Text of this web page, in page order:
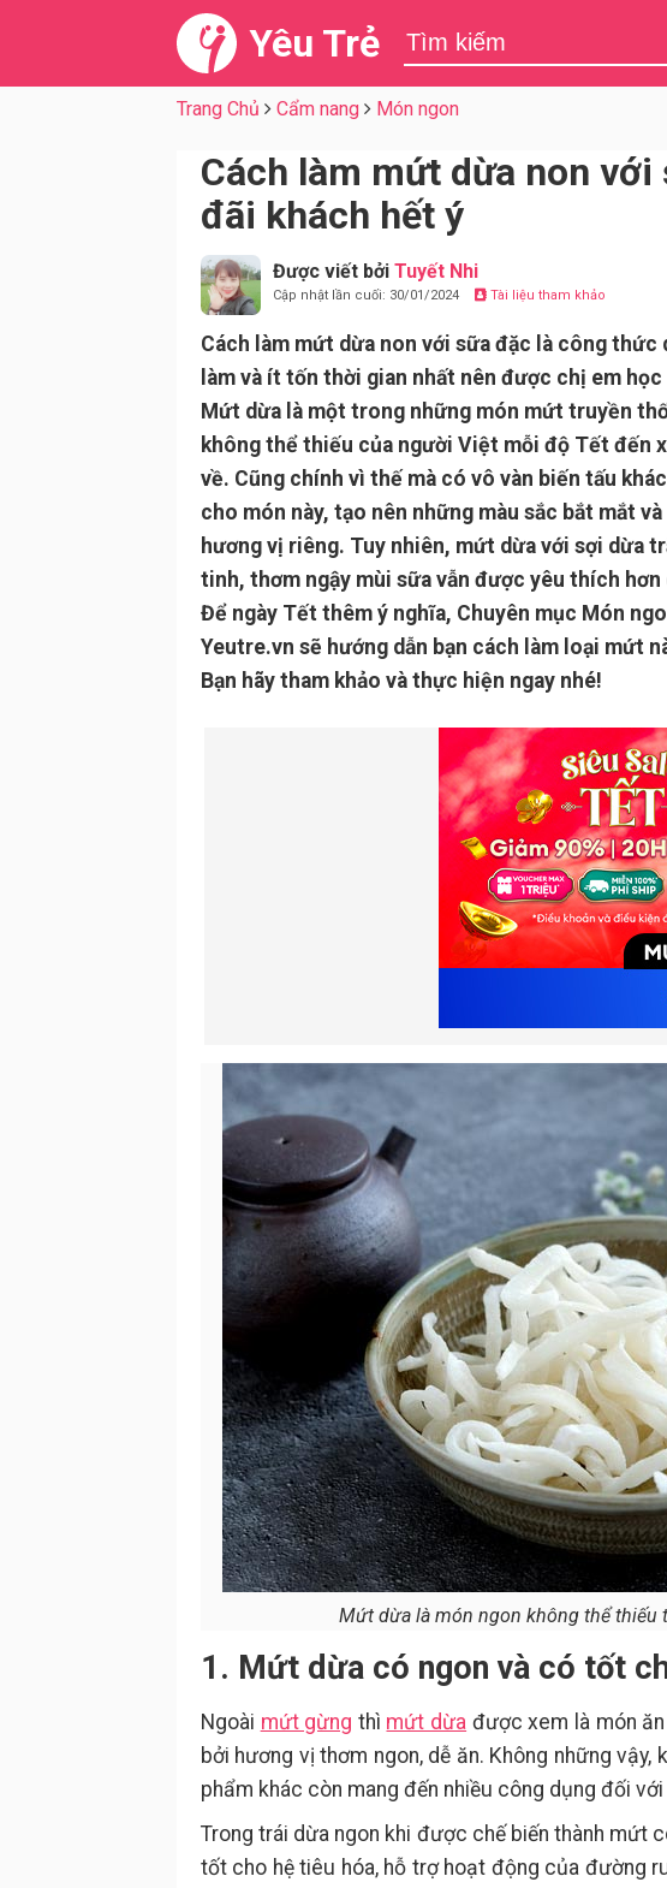
Yêu Trẻ
Trang Chủ Cẩm nang Món ngon
Cách làm mứt dừa non
đãi khách hết ý
Được viết bởi Tuyết Nhi
Cập nhật lần cuối: 30/01/2024 Tài liệu tham khảo
Cách làm mứt dừa non với sữa đặc là công thức
làm và ít tốn thời gian nhất nên được chị em học
Mứt dừa là một trong những món mứt truyền
không thể thiếu của người Việt mỗi độ Tết đến
về. Cũng chính vì thế mà có vô vàn biến tấu
cho món này, tạo nên những màu sắc bắt mắt và
hương vị riêng. Tuy nhiên, mứt dừa với sợi dừa
tinh, thơm ngậy mùi sữa vẫn được yêu thích hơn
Để ngày Tết thêm ý nghĩa, Chuyên mục Món
Yeutre.vn sẽ hướng dẫn bạn cách làm loại mứt
Bạn hãy tham khảo và thực hiện ngay nhé!
Mứt dừa là món ngon không thể thiếu
1. Mứt dừa có ngon và có tốt
Ngoài mứt gừng thì mứt dừa được xem là món
bởi hương vị thơm ngon, dễ ăn. Không những
phẩm khác còn mang đến nhiều công dụng đối
Trong trái dừa ngon khi được chế biến thành mứt
tốt cho hệ tiêu hóa, hỗ trợ hoạt động của đường